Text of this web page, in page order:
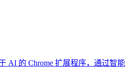
AI 的 Chrome 扩展程序，通过智能